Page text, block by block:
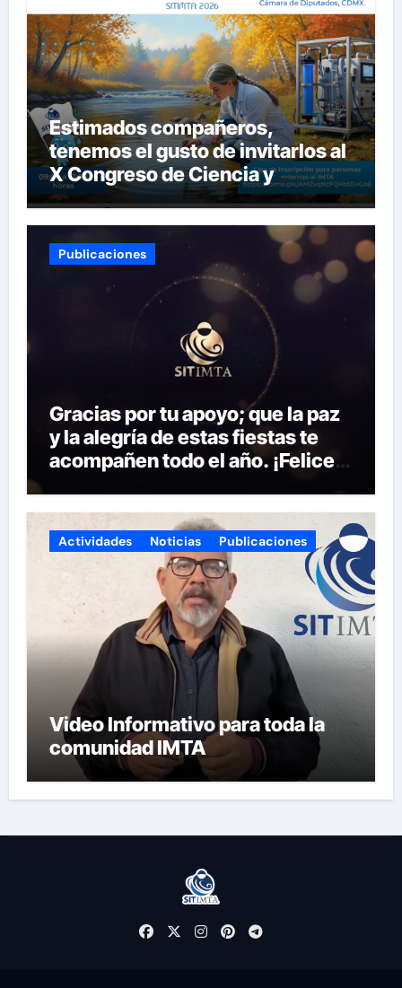
Estimados compañeros,
tenemos el gusto de invitarlos al
X Congreso de Ciencia y
Tecnología del SITIMTA. Si
gustan acompañarnos, dejamos
la liga para que se inscriban:
Publicaciones
Gracias por tu apoyo; que la paz
y la alegría de estas fiestas te
acompañen todo el año. ¡Felices
Actividades Noticias Publicaciones
Video Informativo para toda la
comunidad IMTA